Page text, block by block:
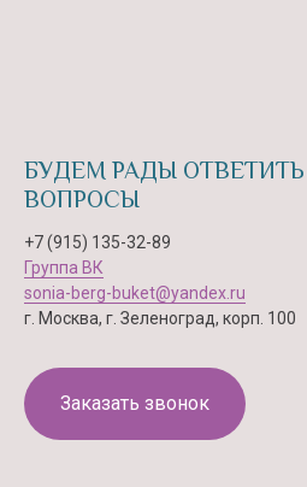
БУДЕМ РАДЫ
ВОПРОСЫ
+7 (915) 135-32-89
Группа ВК
sonia-berg-buket@yandex.ru
г. Москва, г. Зеленоград, корп. 100
Заказать звонок